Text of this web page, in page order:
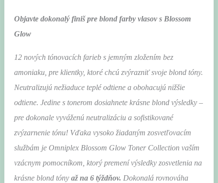
Objavte dokonalý finiš pre blond farby vlasov s Blossom
Glow
12 nových tónovacích farieb s jemným zložením bez
amoniaku, pre klientky, ktoré chcú zvýrazniť svoje blond tóny.
Neutralizujú nežiaduce teplé odtiene a obohacujú nižšie
odtiene. Jedine s tonerom dosiahnete krásne blond výsledky –
pre dokonale vyváženú neutralizáciu a sofistikované
zvýzarnenie tónu! Vďaka vysoko žiadaným zosvetľovacím
službám je Omniplex Blossom Glow Toner Collection vaším
vzácnym pomocníkom, ktorý premení výsledky zosvetlenia na
krásne blond tónyaž na 6 týždňov. Dokonalá rovnováha